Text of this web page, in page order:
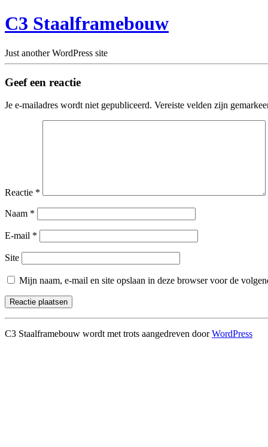
C3 Staalframebouw
Just another WordPress site
Geef een reactie
Je e-mailadres wordt niet gepubliceerd. Vereiste velden zijn
Reactie *
Naam *
E-mail *
Site
Mijn naam, e-mail en site opslaan in deze browser voor de
C3 Staalframebouw wordt met trots aangedreven doorWordPress